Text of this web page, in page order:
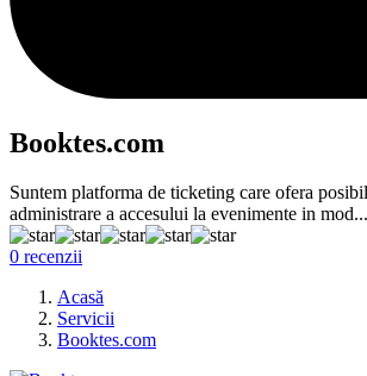
Booktes.com
Suntem platforma de ticketing care ofera
administrare a accesului la evenimente in mod...
0 recenzii
Acasă
Servicii
Booktes.com